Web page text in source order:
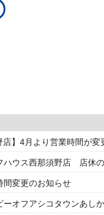
店】4月より営業時間が変
ハウス西那須野店 店休
間変更のお知らせ
ーオフアシコタウンあし